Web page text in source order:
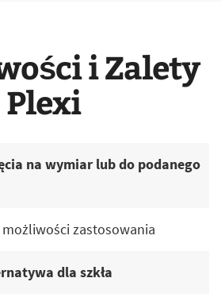
i Zalety
Plexi
na wymiar lub do podanego
zastosowania
dla szkła